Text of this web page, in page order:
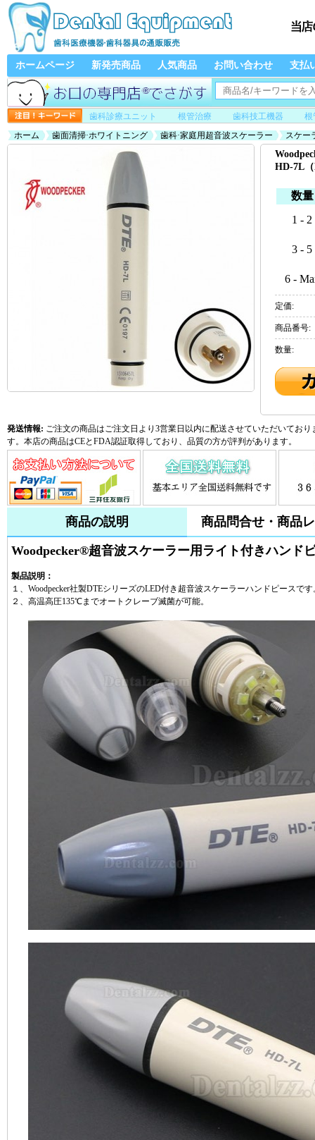
ホームページ 新発売商品 人気商品 お問い合わせ 支払
歯科診療ユニット 根管治療 歯科技工機器
根
ホーム
歯面清掃·ホワイトニング 歯科·家庭用超音波スケーラー
スケー
HD-7L
数量
1 - 2
3 - 5
6 -
定価:
商品番号:
数量:
発送情報: ご注文の商品はご注文日より3営業日以内に配送させていただいてお
す。本店の商品はCEとFDA認証取得しており、品質の方が評判があります。
商品の説明 商品問合せ・商品
Woodpecker®超音波スケーラー用ライト付きハンド
製品説明：
１、Woodpecker社製DTEシリーズのLED付き超音波スケーラーハンドピースです
２、高温高圧135℃までオートクレーブ滅菌が可能。